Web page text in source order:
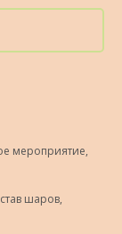
мероприятие,
шаров,